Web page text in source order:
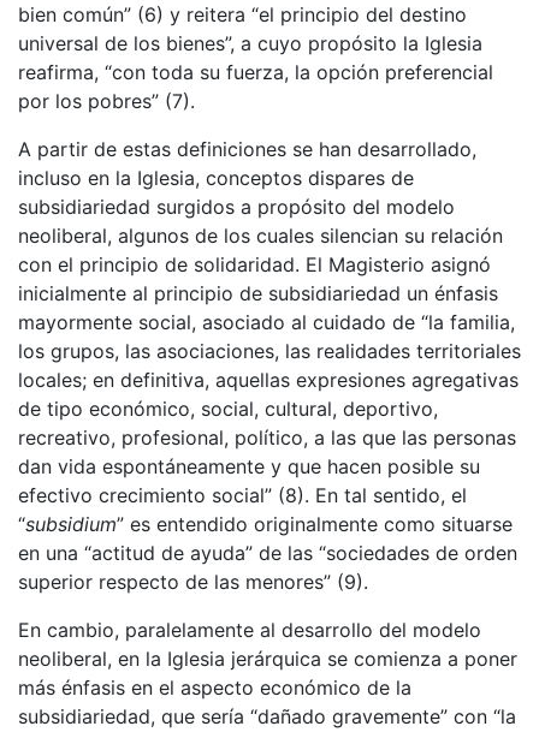
bien común” (6) y reitera “el principio del destino
universal de los bienes”, a cuyo propósito la Iglesia
reafirma, “con toda su fuerza, la opción preferencial
por los pobres” (7).
A partir de estas definiciones se han desarrollado,
incluso en la Iglesia, conceptos dispares de
subsidiariedad surgidos a propósito del modelo
neoliberal, algunos de los cuales silencian su relación
con el principio de solidaridad. El Magisterio asignó
inicialmente al principio de subsidiariedad un énfasis
mayormente social, asociado al cuidado de “la familia,
los grupos, las asociaciones, las realidades territoriales
locales; en definitiva, aquellas expresiones agregativas
de tipo económico, social, cultural, deportivo,
recreativo, profesional, político, a las que las personas
dan vida espontáneamente y que hacen posible su
efectivo crecimiento social” (8). En tal sentido, el
“subsidium” es entendido originalmente como situarse
en una “actitud de ayuda” de las “sociedades de orden
superior respecto de las menores” (9).
En cambio, paralelamente al desarrollo del modelo
neoliberal, en la Iglesia jerárquica se comienza a poner
más énfasis en el aspecto económico de la
subsidiariedad, que sería “dañado gravemente” con “la